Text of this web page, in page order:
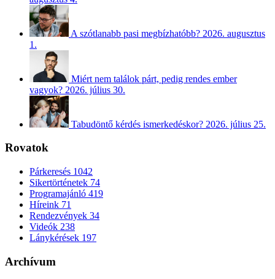
A szótlanabb pasi megbízhatóbb? 2026. augusztus
1.
Miért nem találok párt, pedig rendes ember
vagyok? 2026. július 30.
Tabudöntő kérdés ismerkedéskor? 2026. július 25.
Rovatok
Párkeresés 1042
Sikertörténetek 74
Programajánló 419
Híreink 71
Rendezvények 34
Videók 238
Lánykérések 197
Archívum